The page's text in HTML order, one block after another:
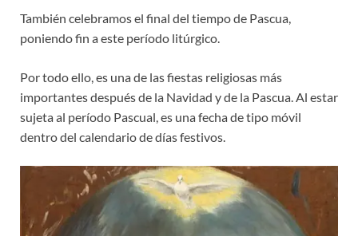
También celebramos el final del tiempo de Pascua,
poniendo fin a este período litúrgico.
Por todo ello, es una de las fiestas religiosas más
importantes después de la Navidad y de la Pascua. Al estar
sujeta al período Pascual, es una fecha de tipo móvil
dentro del calendario de días festivos.